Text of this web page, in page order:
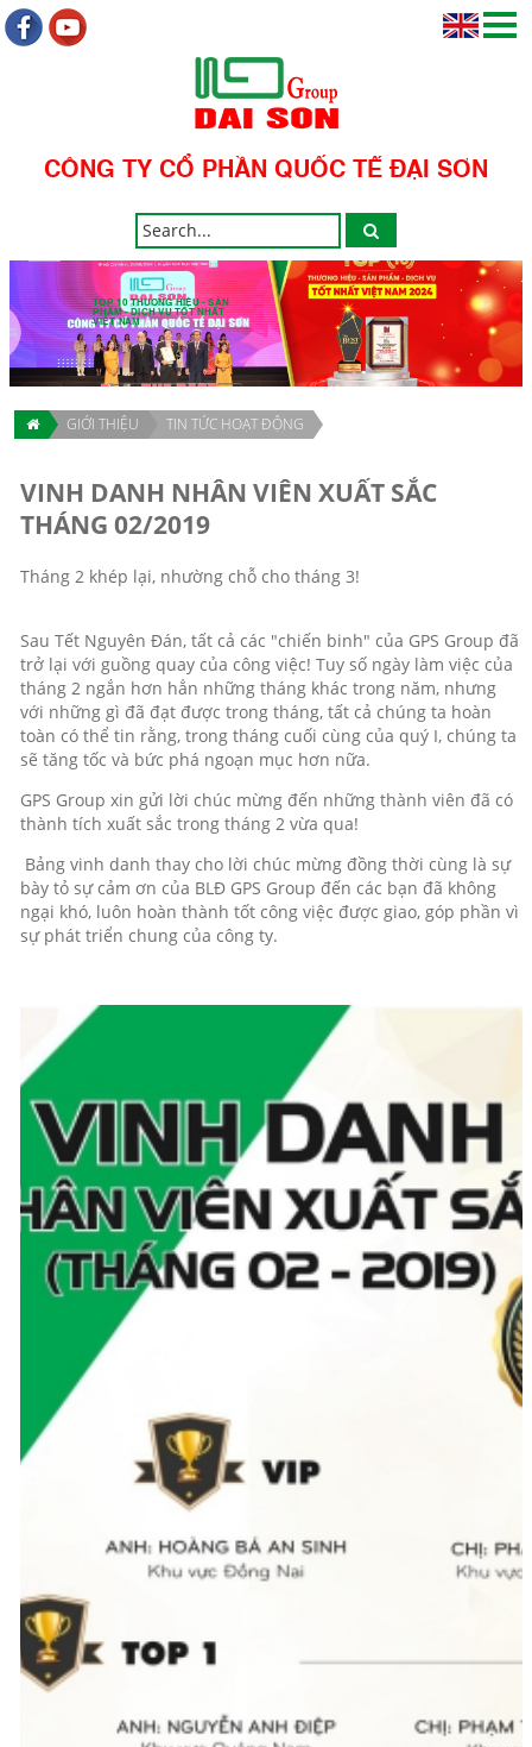
CÔNG TY CỔ PHẦN QUỐC TẾ ĐẠI SƠN
TOP 10 THƯƠNG HIỆU - SẢN
PHẨM - DỊCH VỤ TỐT NHẤT
VIỆT NAM
GIỚI THIỆU TIN TỨC HOẠT ĐỘNG
VINH DANH NHÂN VIÊN XUẤT SẮC
THÁNG 02/2019
Tháng 2 khép lại, nhường chỗ cho tháng 3!
Sau Tết Nguyên Đán, tất cả các "chiến binh" của GPS Group đã
trở lại với guồng quay của công việc! Tuy số ngày làm việc của
tháng 2 ngắn hơn hẳn những tháng khác trong năm, nhưng
với những gì đã đạt được trong tháng, tất cả chúng ta hoàn
toàn có thể tin rằng, trong tháng cuối cùng của quý I, chúng ta
sẽ tăng tốc và bức phá ngoạn mục hơn nữa.
GPS Group xin gửi lời chúc mừng đến những thành viên đã có
thành tích xuất sắc trong tháng 2 vừa qua!
Bảng vinh danh thay cho lời chúc mừng đồng thời cùng là sự
bày tỏ sự cảm ơn của BLĐ GPS Group đến các bạn đã không
ngại khó, luôn hoàn thành tốt công việc được giao, góp phần vì
sự phát triển chung của công ty.